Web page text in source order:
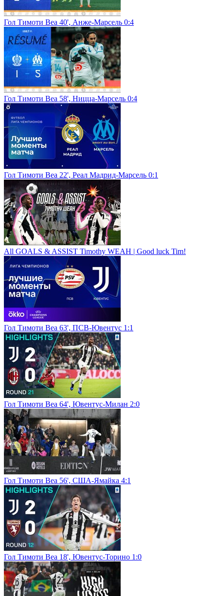
Гол Тимоти Веа 40', Анже-Марсель 0:4
Гол Тимоти Веа 58', Ницца-Марсель 0:4
Гол Тимоти Веа 22', Реал Мадрид-Марсель 0:1
All GOALS & ASSIST Timothy WEAH | Good luck Tim!
Гол Тимоти Веа 63', ПСВ-Ювентус 1:1
Гол Тимоти Веа 64', Ювентус-Милан 2:0
Гол Тимоти Веа 56', США-Ямайка 4:1
Гол Тимоти Веа 18', Ювентус-Торино 1:0